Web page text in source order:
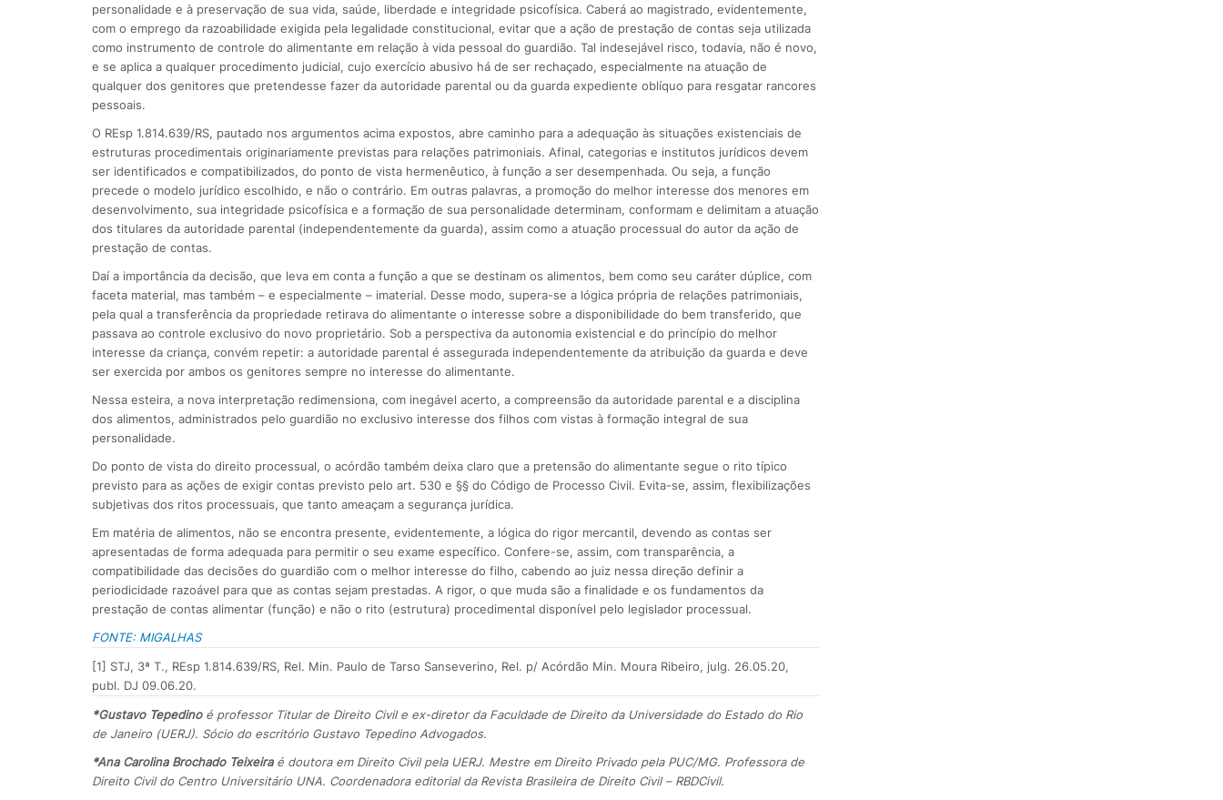
personalidade e à preservação de sua vida, saúde, liberdade e integridade psicofísica. Caberá ao magistrado, evidentemente,
com o emprego da razoabilidade exigida pela legalidade constitucional, evitar que a ação de prestação de contas seja utilizada
como instrumento de controle do alimentante em relação à vida pessoal do guardião. Tal indesejável risco, todavia, não é novo,
e se aplica a qualquer procedimento judicial, cujo exercício abusivo há de ser rechaçado, especialmente na atuação de
qualquer dos genitores que pretendesse fazer da autoridade parental ou da guarda expediente oblíquo para resgatar rancores
pessoais.
O REsp 1.814.639/RS, pautado nos argumentos acima expostos, abre caminho para a adequação às situações existenciais de
estruturas procedimentais originariamente previstas para relações patrimoniais. Afinal, categorias e institutos jurídicos devem
ser identificados e compatibilizados, do ponto de vista hermenêutico, à função a ser desempenhada. Ou seja, a função
precede o modelo jurídico escolhido, e não o contrário. Em outras palavras, a promoção do melhor interesse dos menores em
desenvolvimento, sua integridade psicofísica e a formação de sua personalidade determinam, conformam e delimitam a atuação
dos titulares da autoridade parental (independentemente da guarda), assim como a atuação processual do autor da ação de
prestação de contas.
Daí a importância da decisão, que leva em conta a função a que se destinam os alimentos, bem como seu caráter dúplice, com
faceta material, mas também – e especialmente – imaterial. Desse modo, supera-se a lógica própria de relações patrimoniais,
pela qual a transferência da propriedade retirava do alimentante o interesse sobre a disponibilidade do bem transferido, que
passava ao controle exclusivo do novo proprietário. Sob a perspectiva da autonomia existencial e do princípio do melhor
interesse da criança, convém repetir: a autoridade parental é assegurada independentemente da atribuição da guarda e deve
ser exercida por ambos os genitores sempre no interesse do alimentante.
Nessa esteira, a nova interpretação redimensiona, com inegável acerto, a compreensão da autoridade parental e a disciplina
dos alimentos, administrados pelo guardião no exclusivo interesse dos filhos com vistas à formação integral de sua
personalidade.
Do ponto de vista do direito processual, o acórdão também deixa claro que a pretensão do alimentante segue o rito típico
previsto para as ações de exigir contas previsto pelo art. 530 e §§ do Código de Processo Civil. Evita-se, assim, flexibilizações
subjetivas dos ritos processuais, que tanto ameaçam a segurança jurídica.
Em matéria de alimentos, não se encontra presente, evidentemente, a lógica do rigor mercantil, devendo as contas ser
apresentadas de forma adequada para permitir o seu exame específico. Confere-se, assim, com transparência, a
compatibilidade das decisões do guardião com o melhor interesse do filho, cabendo ao juiz nessa direção definir a
periodicidade razoável para que as contas sejam prestadas. A rigor, o que muda são a finalidade e os fundamentos da
prestação de contas alimentar (função) e não o rito (estrutura) procedimental disponível pelo legislador processual.
FONTE: MIGALHAS
[1] STJ, 3ª T., REsp 1.814.639/RS, Rel. Min. Paulo de Tarso Sanseverino, Rel. p/ Acórdão Min. Moura Ribeiro, julg. 26.05.20,
publ. DJ 09.06.20.
*Gustavo Tepedinoé professor Titular de Direito Civil e ex-diretor da Faculdade de Direito da Universidade do Estado do Rio
de Janeiro (UERJ). Sócio do escritório Gustavo Tepedino Advogados.
*Ana Carolina Brochado Teixeiraé doutora em Direito Civil pela UERJ. Mestre em Direito Privado pela PUC/MG. Professora de
Direito Civil do Centro Universitário UNA. Coordenadora editorial da Revista Brasileira de Direito Civil – RBDCivil.